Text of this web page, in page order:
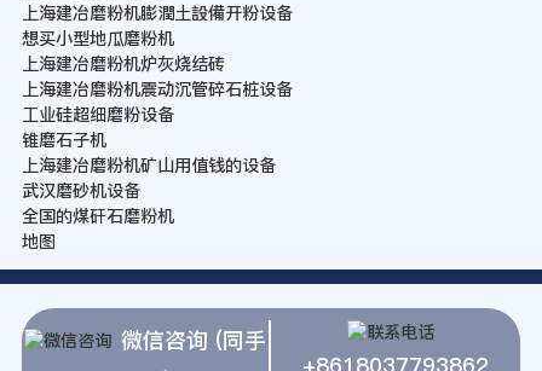
上海建冶磨粉机膨潤土設備开粉设备
想买小型地瓜磨粉机
上海建冶磨粉机炉灰烧结砖
上海建冶磨粉机震动沉管碎石桩设备
工业硅超细磨粉设备
锥磨石子机
上海建冶磨粉机矿山用值钱的设备
武汉磨砂机设备
全国的煤矸石磨粉机
地图
微信咨询 (同手